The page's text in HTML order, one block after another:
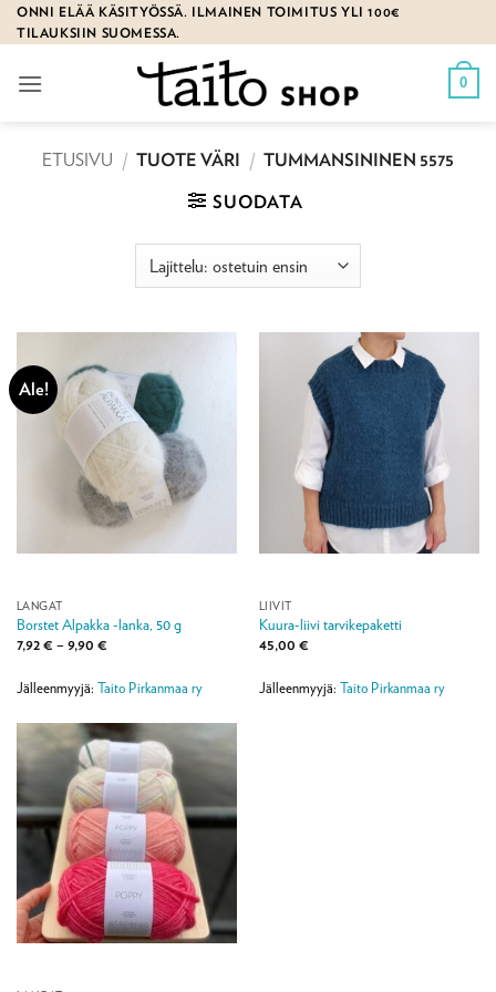
Skip
to
ONNI ELÄÄ KÄSITYÖSSÄ. ILMAINEN TOIMITUS YLI 100€
TILAUKSIIN SUOMESSA.
0
ETUSIVU / TUOTE VÄRI / TUMMANSININEN 5575
SUODATA
Ale!
LANGAT
Borstet Alpakka -lanka, 50 g
7,92€ – 9,90 €Hintaluokka:
9,90 €
Jälleenmyyjä: Taito Pirkanmaa ry
LIIVIT
Kuura-liivi tarvikepaketti
45,00 €
Jälleenmyyjä: Taito Pirkanmaa ry